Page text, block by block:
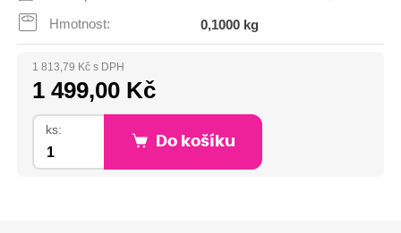
Hmotnost: 0,1000 kg
1 813,79 Kč s DPH
1 499,00 Kč
ks:
Do košíku